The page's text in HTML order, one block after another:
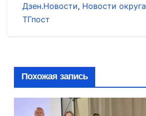
Дзен.Новости, Новости округа
ТГпост
Похожая запись